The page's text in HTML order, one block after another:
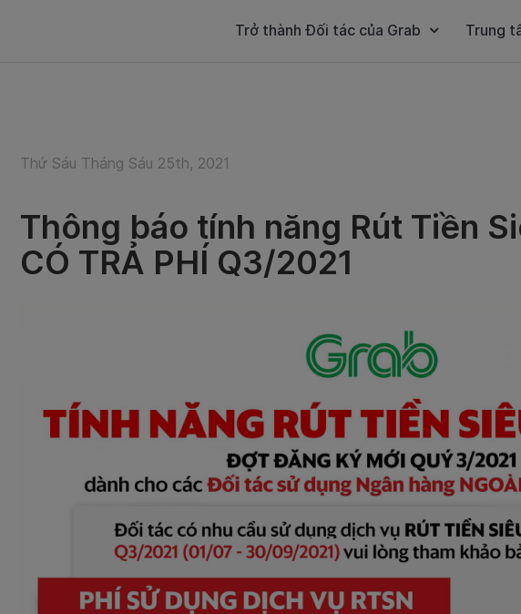
Trở thành Đối tác của Grab Trung
Thứ Sáu Tháng Sáu 25th, 2021
Thông báo tính năng Rút Tiền
CÓ TRẢ PHÍ Q3/2021